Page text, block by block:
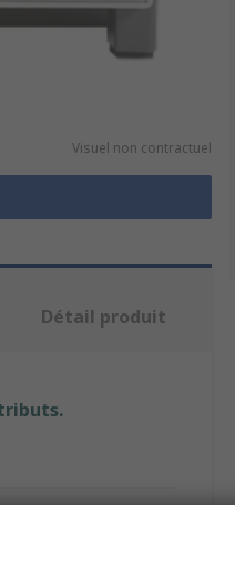
Visuel non contractuel
Détail produit